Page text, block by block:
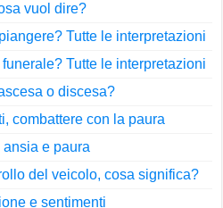
vuol dire?
Tutte le interpretazioni
Tutte le interpretazioni
o discesa?
combattere con la paura
e paura
del veicolo, cosa significa?
e sentimenti